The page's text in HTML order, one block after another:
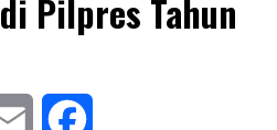
Pilpres Tahun
Email